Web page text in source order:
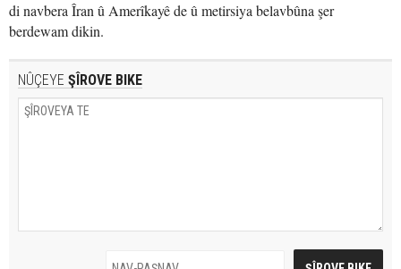
di navbera Îran û Amerîkayê de û metirsiya belavbûna şer
berdewam dikin.
NÛÇEYE ŞÎROVE BIKE